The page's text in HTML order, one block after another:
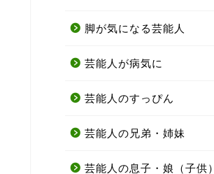
脚が気になる芸能人
芸能人が病気に
芸能人のすっぴん
芸能人の兄弟・姉妹
芸能人の息子・娘（子供）